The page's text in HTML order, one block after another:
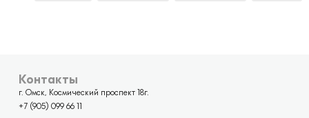
Контакты
г. Омск, Космический проспект 18г.
+7 (905) 099 66 11